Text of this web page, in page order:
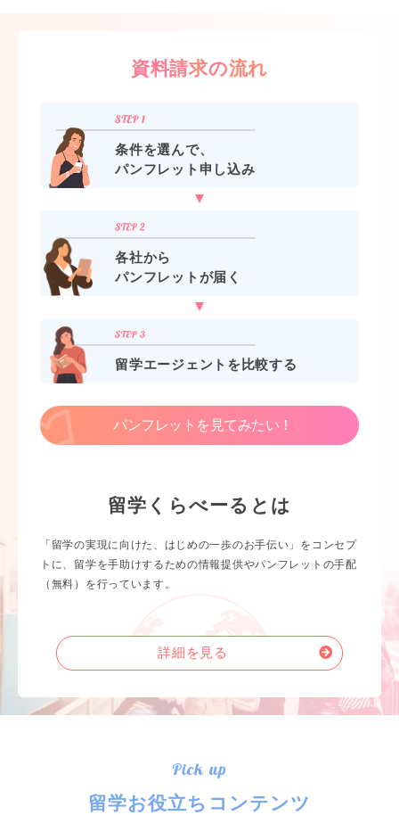
資料請求の流れ
条件を選んで、
パンフレット申し込み
各社から
パンフレットが届く
留学エージェントを比較する
パンフレットを見てみたい！
留学くらべーるとは
「留学の実現に向けた、はじめの一歩のお手伝い」をコンセプ
トに、留学を手助けするための情報提供やパンフレットの手配
（無料）を行っています。
詳細を見る
Pick up
留学お役立ちコンテンツ